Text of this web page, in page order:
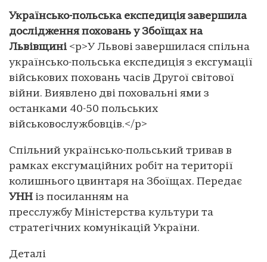
Українсько-польська експедиція завершила
дослідження поховань у Збоїщах на
Львівщині <p>У Львові завершилася спільна
українсько-польська експедиція з ексгумації
військових поховань часів Другої світової
війни. Виявлено дві поховальні ями з
останками 40-50 польських
військовослужбовців.</p>
Спільний українсько-польський тривав в
рамках ексгумаційних робіт на території
колишнього цвинтаря на Збоїщах. Передає
УНН із посиланням на
пресслужбу Міністерства культури та
стратегічних комунікацій України.
Деталі